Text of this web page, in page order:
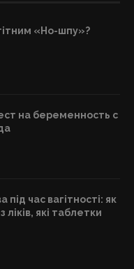
«Но-шпу»?
на беременность с
під час вагітності: як
ліків, які таблетки